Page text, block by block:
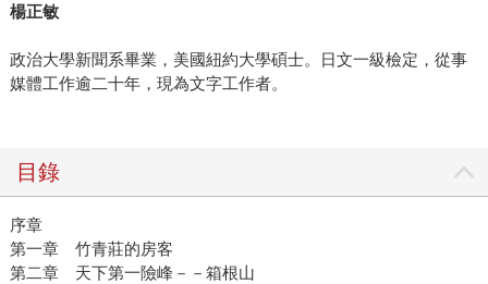
楊正敏
政治大學新聞系畢業，美國紐約大學碩士。日文一級檢定，從事
媒體工作逾二十年，現為文字工作者。
目錄
序章
第一章 竹青莊的房客
第二章 天下第一險峰－－箱根山